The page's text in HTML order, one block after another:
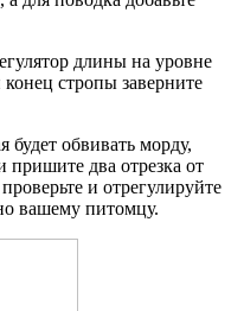
длины на уровне
стропы заверните
будет обвивать морду,
пришите два отрезка от
и отрегулируйте
вашему питомцу.